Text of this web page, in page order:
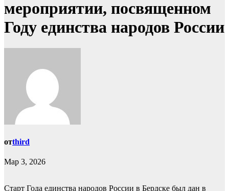
мероприятии, посвященном
Году единства народов России
отthird
Мар 3, 2026
Старт Года единства народов России в Бердске был дан в